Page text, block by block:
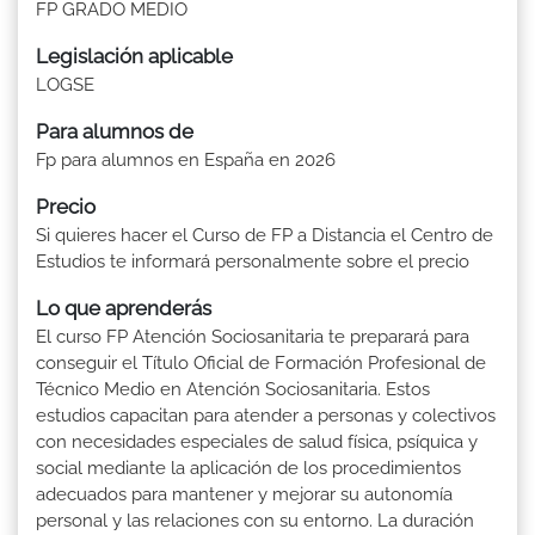
FP GRADO MEDIO
Legislación aplicable
LOGSE
Para alumnos de
Fp para alumnos en España en 2026
Precio
Si quieres hacer el Curso de FP a Distancia el Centro de
Estudios te informará personalmente sobre el precio
Lo que aprenderás
El curso FP Atención Sociosanitaria te preparará para
conseguir el Título Oficial de Formación Profesional de
Técnico Medio en Atención Sociosanitaria. Estos
estudios capacitan para atender a personas y colectivos
con necesidades especiales de salud física, psíquica y
social mediante la aplicación de los procedimientos
adecuados para mantener y mejorar su autonomía
personal y las relaciones con su entorno. La duración